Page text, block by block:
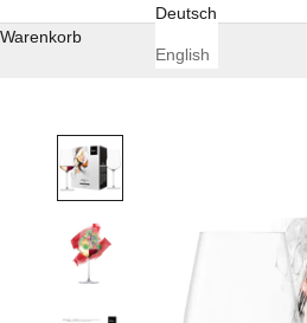
Deutsch
English
Warenkorb